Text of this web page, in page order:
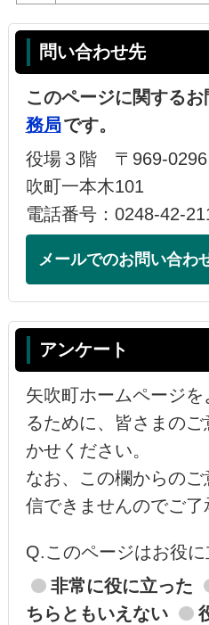
問い合わせ先
このページに関する
務局です。
役場３階 〒969-
吹町一本木101
電話番号：0248-42-
メールでのお問い合わ
アンケート
矢吹町ホームページ
るために、皆さまの
かせください。
なお、この欄からの
信できませんのでご了
Q.このページはお役に
非常に役に立った
ちらともいえない